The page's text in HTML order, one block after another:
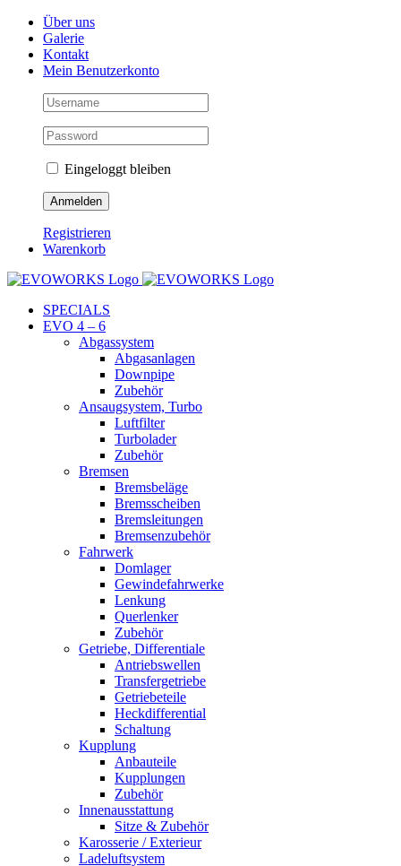
Skip
content
Facebook
Instagram
YouTubeÜber uns
Galerie
Kontakt
Mein Benutzerkonto
Eingeloggt bleiben
Registrieren
Warenkorb
SPECIALS
EVO 4 – 6
Abgassystem
Abgasanlagen
Downpipe
Zubehör
Ansaugsystem, Turbo
Luftfilter
Turbolader
Zubehör
Bremsen
Bremsbeläge
Bremsscheiben
Bremsleitungen
Bremsenzubehör
Fahrwerk
Domlager
Gewindefahrwerke
Lenkung
Querlenker
Zubehör
Getriebe, Differentiale
Antriebswellen
Transfergetriebe
Getriebeteile
Heckdifferential
Schaltung
Kupplung
Anbauteile
Kupplungen
Zubehör
Innenausstattung
Sitze & Zubehör
Karosserie / Exterieur
Ladeluftsystem